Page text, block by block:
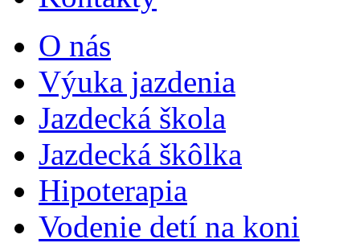
O nás
Výuka jazdenia
Jazdecká škola
Jazdecká škôlka
Hipoterapia
Vodenie detí na koni